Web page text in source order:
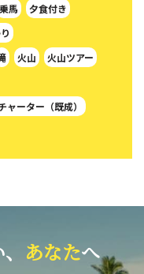
乗馬
夕食付き
火山
火山ツアー
ャーター（既成）
あなたへ